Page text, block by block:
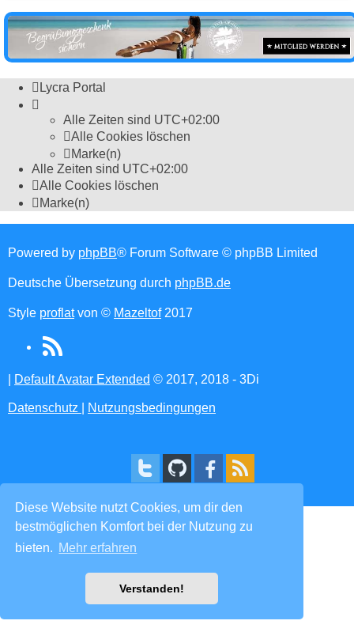
Diese Website nutzt Cookies, um dir den
bestmöglichen Komfort bei der Nutzung zu
bieten. Mehr erfahren
Verstanden!
Lycra Portal
Alle Zeiten sind UTC+02:00
Alle Cookies löschen
Marke(n)
Alle Zeiten sind UTC+02:00
Alle Cookies löschen
Marke(n)
Powered by phpBB® Forum Software © phpBB Limited
Deutsche Übersetzung durch phpBB.de
Style proflatvon © Mazeltof2017
RSS
(Opens
Default Avatar Extended © 2017, 2018 - 3Di
Datenschutz Nutzungsbedingungen